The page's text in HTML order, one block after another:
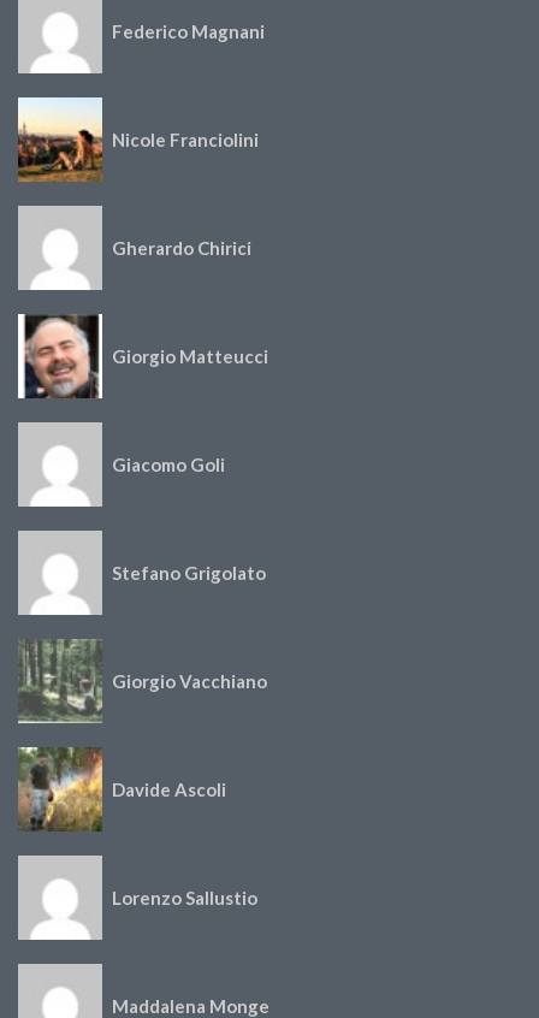
Federico Magnani
Nicole Franciolini
Gherardo Chirici
Giorgio Matteucci
Giacomo Goli
Stefano Grigolato
Giorgio Vacchiano
Davide Ascoli
Lorenzo Sallustio
Maddalena Monge